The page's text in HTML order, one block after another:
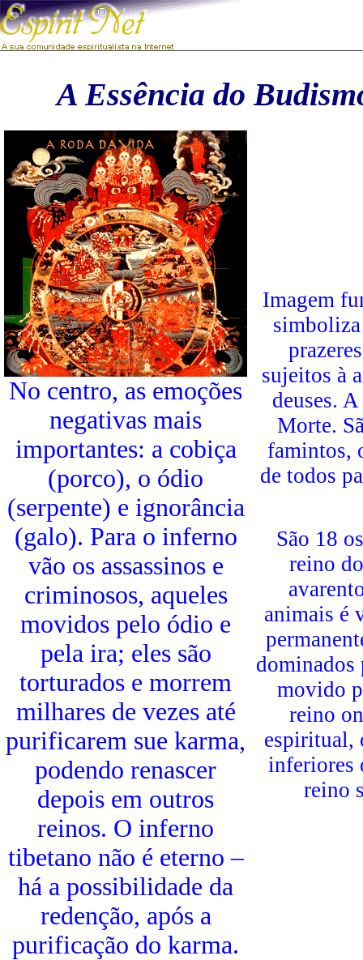
A Essência do
No centro, as emoções
negativas mais
importantes: a cobiça
(porco), o ódio
(serpente) e ignorância
(galo). Para o inferno
vão os assassinos e
criminosos, aqueles
movidos pelo ódio e
pela ira; eles são
torturados e morrem
milhares de vezes até
purificarem sue karma,
podendo renascer
depois em outros
reinos. O inferno
tibetano não é eterno –
há a possibilidade da
redenção, após a
purificação do karma.
Imagem
simboliza
sujeitos à
deuses.
Morte.
famintos,
de todos
São 18
reino
animais é
dominados
movido
reino
espiritual,
inferiores
reino